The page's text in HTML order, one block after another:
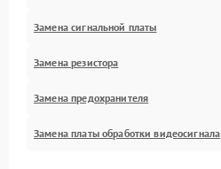
Замена сигнальной платы
Замена резистора
Замена предохранителя
Замена платы обработки видеосигнала